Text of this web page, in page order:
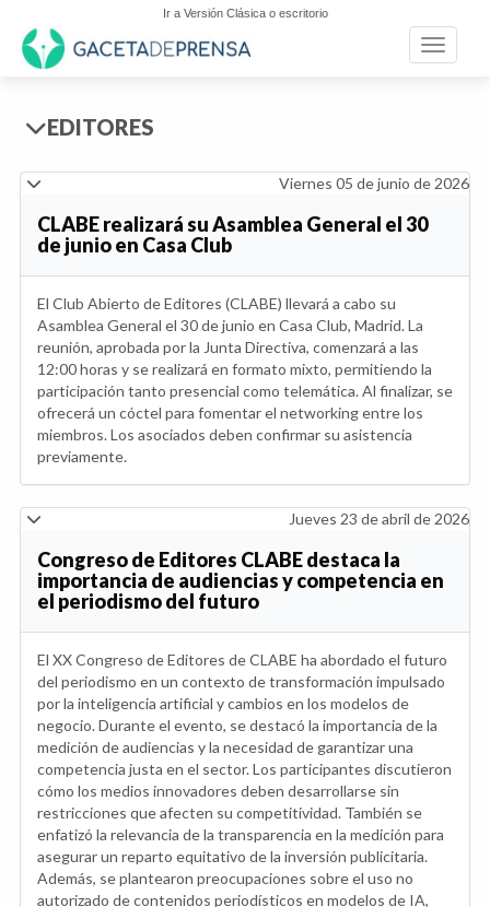
Ir a Versión Clásica o escritorio
Toggle
EDITORES
Viernes 05 de junio de 2026
CLABE realizará su Asamblea General el 30
de junio en Casa Club
El Club Abierto de Editores (CLABE) llevará a cabo su
Asamblea General el 30 de junio en Casa Club, Madrid. La
reunión, aprobada por la Junta Directiva, comenzará a las
12:00 horas y se realizará en formato mixto, permitiendo la
participación tanto presencial como telemática. Al finalizar, se
ofrecerá un cóctel para fomentar el networking entre los
miembros. Los asociados deben confirmar su asistencia
previamente.
Jueves 23 de abril de 2026
Congreso de Editores CLABE destaca la
importancia de audiencias y competencia en
el periodismo del futuro
El XX Congreso de Editores de CLABE ha abordado el futuro
del periodismo en un contexto de transformación impulsado
por la inteligencia artificial y cambios en los modelos de
negocio. Durante el evento, se destacó la importancia de la
medición de audiencias y la necesidad de garantizar una
competencia justa en el sector. Los participantes discutieron
cómo los medios innovadores deben desarrollarse sin
restricciones que afecten su competitividad. También se
enfatizó la relevancia de la transparencia en la medición para
asegurar un reparto equitativo de la inversión publicitaria.
Además, se plantearon preocupaciones sobre el uso no
autorizado de contenidos periodísticos en modelos de IA,